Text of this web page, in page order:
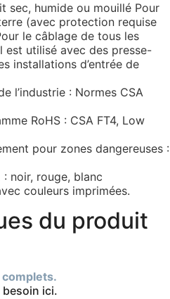
sec, humide ou mouillé Pour
(avec protection requise
le câblage de tous les
est utilisé avec des presse-
installations d’entrée de
l’industrie : Normes CSA
RoHS : CSA FT4, Low
pour zones dangereuses :
noir, rouge, blanc
couleurs imprimées.
du produit
ici.